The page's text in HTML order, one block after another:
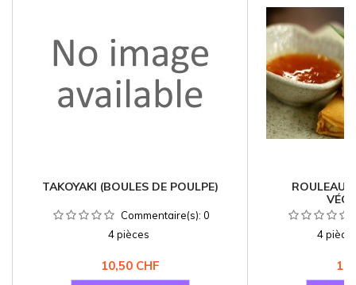
TAKOYAKI (BOULES DE POULPE)
Commentaire(s): 0
4 pièces
Prix
10,50 CHF
4
Prix